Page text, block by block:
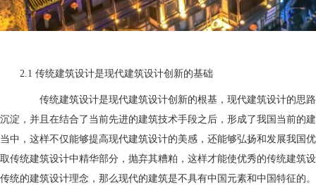
2.1 传统建筑设计是现代建筑设计创新的基础
传统建筑设计是现代建筑设计创新的根基，现代建筑设计的思
沉淀，并且在结合了当前先进的建筑技术手段之后，形成了我国当前的
当中，这样不仅能够提高现代建筑设计的美感，还能够弘扬和发展我国
取传统建筑设计中精华部分，抛弃其糟粕，这样才能使优秀的传统建筑
传统的建筑设计理念，那么现代的建筑是不具有中国元素和中国特征的